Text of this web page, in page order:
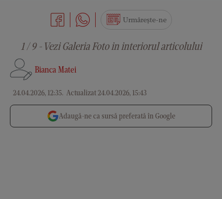
Bianca Matei
24.04.2026, 12:35. Actualizat 24.04.2026, 15:43
Urmărește-ne
1 / 9 - Vezi Galeria Foto in interiorul articolului
Adaugă-ne ca sursă preferată în Google